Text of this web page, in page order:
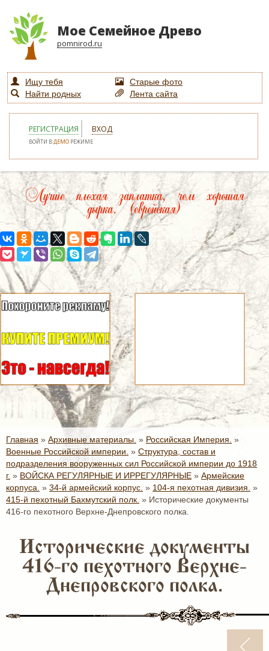
Мое Семейное Древо
pomnirod.ru
Ищу тебя
Старые фото
Найти родных
Лента сайта
РЕГИСТРАЦИЯ ВХОД
ВОЙТИ ВДЕМО РЕЖИМЕ
Лучше плохая заплатка, чем хорошая
дырка. (еврейская)
Главная » Архивные материалы. » Российская Империя. »
Военные Российской империи. » Структура, состав и
подразделения вооруженных сил Российской империи до 1918
г. » ВОЙСКА РЕГУЛЯРНЫЕ И ИРРЕГУЛЯРНЫЕ » Армейские
корпуса. » 34-й армейский корпус. » 104-я пехотная дивизия. »
415-й пехотный Бахмутский полк. » Исторические документы
416-го пехотного Верхне-Днепровского полка.
Исторические документы
416-го пехотного Верхне-
Днепровского полка.